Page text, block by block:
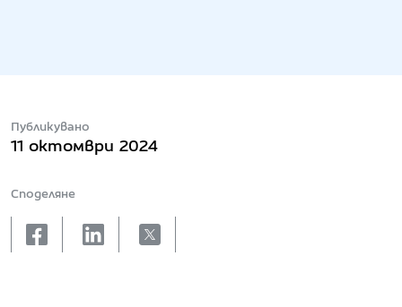
Публикувано
11 октомври 2024
Споделяне
facebooklinkedinX